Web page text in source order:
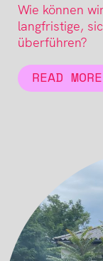
Wie können
langfristige,
überführen?
READ MORE